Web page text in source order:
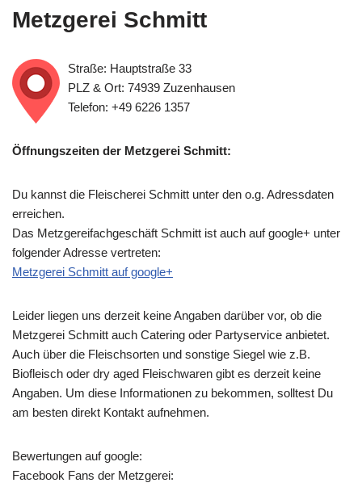
Metzgerei Schmitt
Straße: Hauptstraße 33
PLZ & Ort: 74939 Zuzenhausen
Telefon: +49 6226 1357
Öffnungszeiten der Metzgerei Schmitt:
Du kannst die Fleischerei Schmitt unter den o.g. Adressdaten
erreichen.
Das Metzgereifachgeschäft Schmitt ist auch auf google+ unter
folgender Adresse vertreten:
Metzgerei Schmitt auf google+
Leider liegen uns derzeit keine Angaben darüber vor, ob die
Metzgerei Schmitt auch Catering oder Partyservice anbietet.
Auch über die Fleischsorten und sonstige Siegel wie z.B.
Biofleisch oder dry aged Fleischwaren gibt es derzeit keine
Angaben. Um diese Informationen zu bekommen, solltest Du
am besten direkt Kontakt aufnehmen.
Bewertungen auf google:
Facebook Fans der Metzgerei: